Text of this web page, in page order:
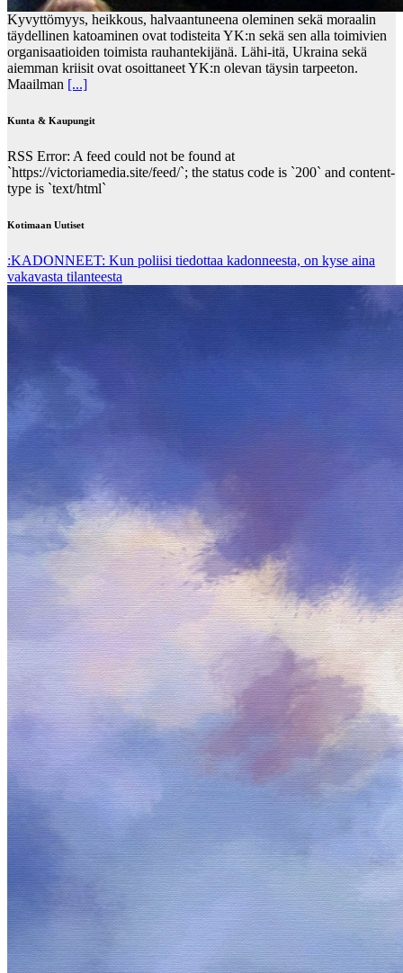
Kyvyttömyys, heikkous, halvaantuneena oleminen sekä moraalin
täydellinen katoaminen ovat todisteita YK:n sekä sen alla toimivien
organisaatioiden toimista rauhantekijänä. Lähi-itä, Ukraina sekä
aiemman kriisit ovat osoittaneet YK:n olevan täysin tarpeeton.
Maailman [...]
Kunta & Kaupungit
RSS Error: A feed could not be found at
`https://victoriamedia.site/feed/`; the status code is `200` and content-
type is `text/html`
Kotimaan Uutiset
:KADONNEET: Kun poliisi tiedottaa kadonneesta, on kyse aina
vakavasta tilanteesta